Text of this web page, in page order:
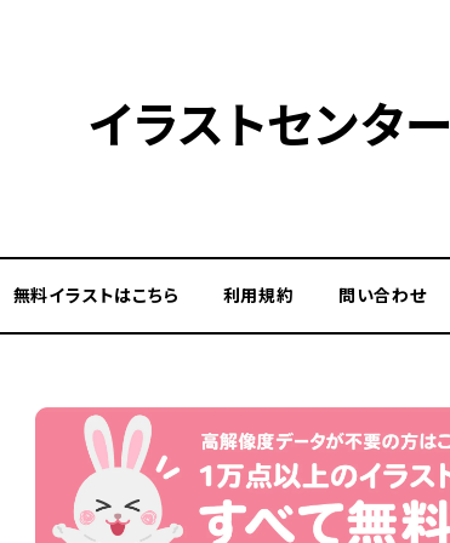
イラストセンター
無料イラストはこちら 利用規約 問い合わせ